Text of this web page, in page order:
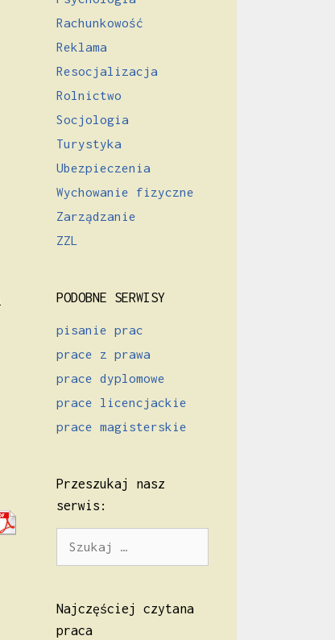
Rachunkowość
Reklama
Resocjalizacja
Rolnictwo
Socjologia
Turystyka
Ubezpieczenia
Wychowanie fizyczne
Zarządzanie
ZZL
PODOBNE SERWISY
pisanie prac
prace z prawa
prace dyplomowe
prace licencjackie
prace magisterskie
Przeszukaj nasz
serwis:
Najczęściej czytana
praca